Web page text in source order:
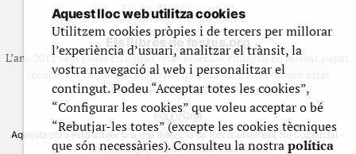
Fes un donatiu puntual
Els llibres de festes.org
L’any 2012 vam posar en marxa una col·lecció editorial en format paper,
recuperant i ampliant materials que fins aleshores havien estat
exclusivament accessibles al nostre espai web. [+]
Aquesta obra està subjecta a una llicència de Reconeixement No Comercial -
CompartirIgual 4.0 de Creative Commons
Aquest lloc web utilitza cookies
Utilitzem cookies pròpies i de tercers per millorar
l’experiència d’usuari, analitzar el trànsit, la
vostra navegació al web i personalitzar el
contingut. Podeu “Acceptar totes les cookies”,
“Configurar les cookies” que voleu acceptar o bé
“Rebutjar-les totes” (excepte les cookies tècniques
que són necessàries). Consulteu la nostrapolítica